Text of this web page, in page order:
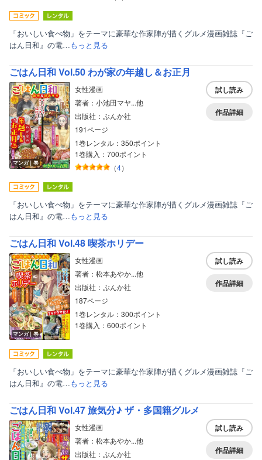
「おいしい食べ物」をテーマに豪華な作家陣が描くグルメ漫画雑誌『ご
はん日和』の電…もっと見る
ごはん日和 Vol.50 わが家の年越し＆お正月
マンガ｜巻
女性漫画
著者：小池田マヤ...他
出版社：ぶんか社
191ページ
1巻レンタル：350ポイント
1巻購入：700ポイント
（4）
試し読み
作品詳細
「おいしい食べ物」をテーマに豪華な作家陣が描くグルメ漫画雑誌『ご
はん日和』の電…もっと見る
ごはん日和 Vol.48 喫茶ホリデー
マンガ｜巻
女性漫画
著者：松本あやか...他
出版社：ぶんか社
187ページ
1巻レンタル：300ポイント
1巻購入：600ポイント
試し読み
作品詳細
「おいしい食べ物」をテーマに豪華な作家陣が描くグルメ漫画雑誌『ご
はん日和』の電…もっと見る
ごはん日和 Vol.47 旅気分♪ ザ・多国籍グルメ
女性漫画
著者：松本あやか...他
出版社：ぶんか社
試し読み
作品詳細
ボーイズラブ
ティーンズラブ
美女・美少女
女性写真集